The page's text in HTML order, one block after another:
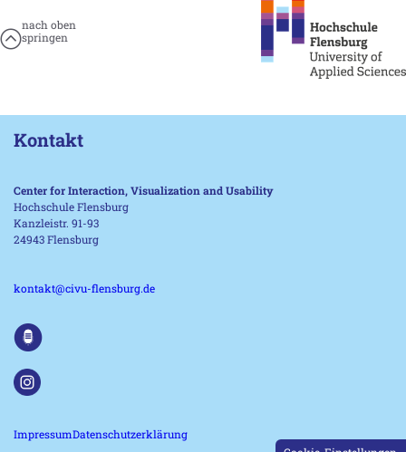
nach oben
springen
Kontakt
Center for Interaction, Visualization and Usability
Hochschule Flensburg
Kanzleistr. 91-93
24943 Flensburg
kontakt@civu-flensburg.de
ImpressumDatenschutzerklärung